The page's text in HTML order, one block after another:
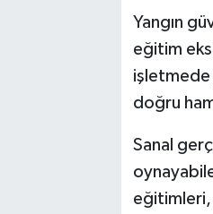
Yangın
eğitim
işletmede
doğru
Sanal
eğitimleri,